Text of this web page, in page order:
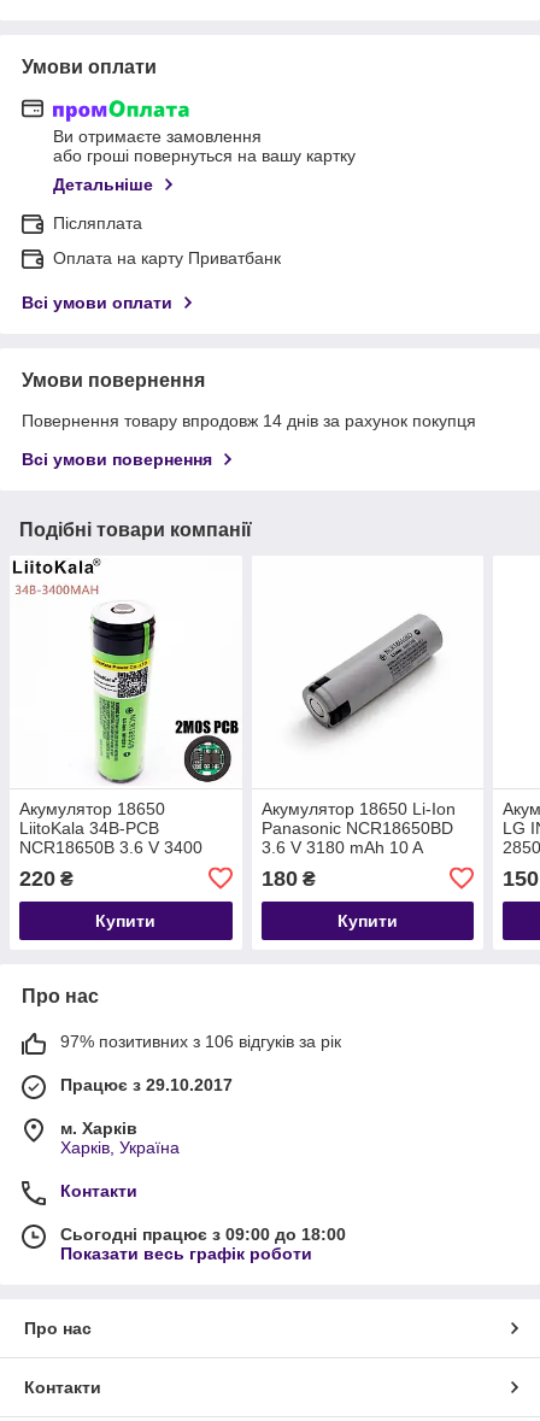
Умови оплати
Ви отримаєте замовлення
або гроші повернуться на вашу картку
Детальніше
Післяплата
Оплата на карту Приватбанк
Всі умови оплати
Умови повернення
Повернення товару впродовж 14 днів за рахунок покупця
Всі умови повернення
Подібні товари компанії
Акумулятор 18650
LiitoKala 34B-PCB
NCR18650B 3.6 V 3400
220 ₴
Купити
Акумулятор 18650 Li-Ion
Panasonic NCR18650BD
3.6 V 3180 mAh 10 A
180₴
Купити
LG
150
Про нас
97% позитивних з 106 відгуків за рік
Працює з 29.10.2017
м. Харків
Харків, Україна
Контакти
Сьогодні працює з 09:00 до 18:00
Показати весь графік роботи
Про нас
Контакти